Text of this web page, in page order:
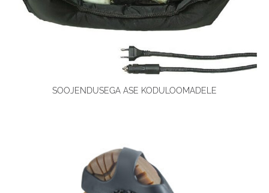
SOOJENDUSEGA ASE KODULOOMADELE